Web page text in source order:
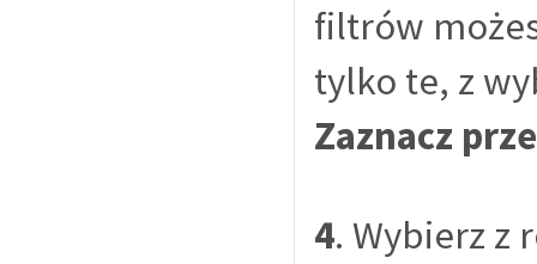
filtrów
tylko te, z
Zaznacz
4. Wybierz z